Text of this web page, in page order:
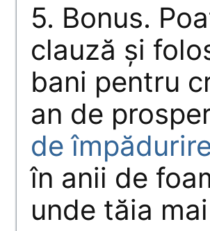
5. Bonus.
clauză şi
bani pentru
an de
de
în anii de
unde tăia